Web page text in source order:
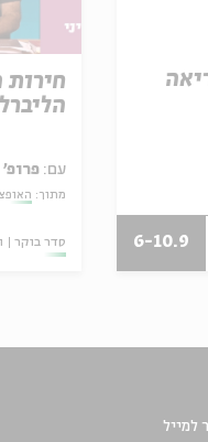
6-10.9
עם: פרופ'
מתוך:
סדר בוקר
למייל